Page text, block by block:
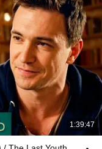
1:39:47